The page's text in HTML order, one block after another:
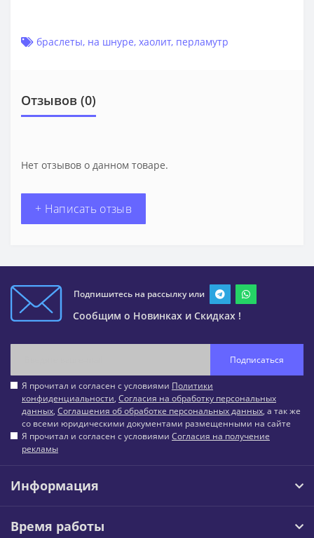
браслеты, на шнуре, хаолит, перламутр
Отзывов (0)
Нет отзывов о данном товаре.
+ Написать отзыв
Подпишитесь на рассылку или
Сообщим о Новинках и Скидках !
Подписаться
Я прочитал и согласен с условиями Политики
конфиденциальности, Согласия на обработку персональных
данных, Соглашения об обработке персональных данных, а так же
со всеми юридическими документами размещенными на сайте
Я прочитал и согласен с условиями Согласия на получение
рекламы
Информация
Время работы